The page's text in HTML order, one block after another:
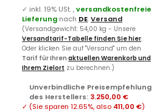
✓ inkl. 19% USt. ,versandkostenfreie
Lieferung nach DE.Versand
(Versandgewicht: 54,00 kg - Unsere
Versandtarif-Tabelle finden Sie hier.
Oder klicken Sie auf "Versand" um den
Tarif für Ihren aktuellen Warenkorb und
Ihrem Zielort zu berechnen.)
Unverbindliche Preisempfehlung
des Herstellers: 3.250,00 €
✓ (Sie sparen 12.65%, also 411,00 €)